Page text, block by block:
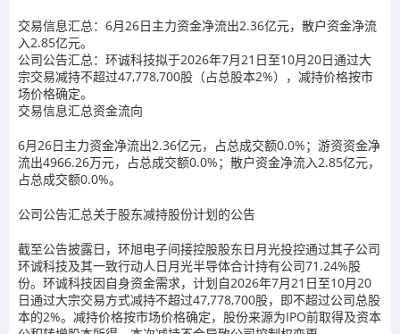
交易信息汇总：6月26日主力资金净流出2.36亿元，散户资金净流
入2.85亿元。
公司公告汇总：环诚科技拟于2026年7月21日至10月20日通过大
宗交易减持不超过47,778,700股（占总股本2%），减持价格按市
场价格确定。
交易信息汇总资金流向
6月26日主力资金净流出2.36亿元，占总成交额0.0%；游资资金净
流出4966.26万元，占总成交额0.0%；散户资金净流入2.85亿元，
占总成交额0.0%。
公司公告汇总关于股东减持股份计划的公告
截至公告披露日，环旭电子间接控股股东日月光投控通过其子公司
环诚科技及其一致行动人日月光半导体合计持有公司71.24%股
份。环诚科技因自身资金需求，计划自2026年7月21日至10月20
日通过大宗交易方式减持不超过47,778,700股，即不超过公司总股
本的2%。减持价格按市场价格确定，股份来源为IPO前取得及资本